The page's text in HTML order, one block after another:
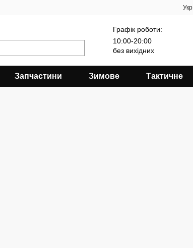
Укр
Графік роботи:
10:00-20:00
без вихідних
Запчастини Зимове Тактичне